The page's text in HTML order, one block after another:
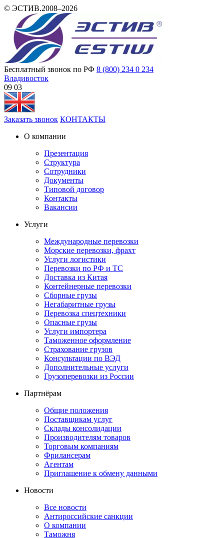
© ЭСТИВ.2008–2026
Бесплатный звонок по РФ 8 (800) 234 0 234
Владивосток
09 03
Заказать звонок КОНТАКТЫ
О компании
Презентация
Структура
Сотрудники
Документы
Типовой договор
Контакты
Вакансии
Услуги
Международные перевозки
Морские перевозки, фрахт
Услуги логистики
Перевозки по РФ и ТС
Доставка из Китая
Контейнерные перевозки
Сборные грузы
Негабаритные грузы
Перевозка спецтехники
Опасные грузы
Услуги импортера
Таможенное оформление
Страхование грузов
Консультации по ВЭД
Дополнительные услуги
Грузоперевозки из России
Партнёрам
Общие положения
Поставщикам услуг
Склады консолидации
Производителям товаров
Торговым компаниям
Фрилансерам
Агентам
Приглашение к обмену данными
Новости
Все новости
Антироссийские санкции
О компании
Таможня